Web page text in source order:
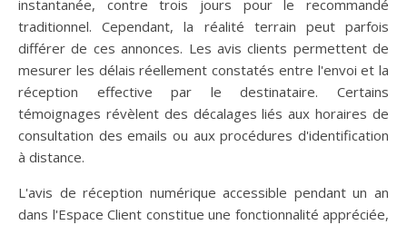
instantanée, contre trois jours pour le recommandé
traditionnel. Cependant, la réalité terrain peut parfois
différer de ces annonces. Les avis clients permettent de
mesurer les délais réellement constatés entre l'envoi et la
réception effective par le destinataire. Certains
témoignages révèlent des décalages liés aux horaires de
consultation des emails ou aux procédures d'identification
à distance.
L'avis de réception numérique accessible pendant un an
dans l'Espace Client constitue une fonctionnalité appréciée,